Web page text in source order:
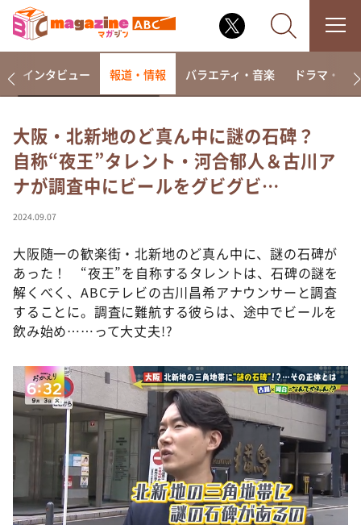
なるみ・岡村の過ぎるTV
相席食堂
これ余談なんですけど・・・
て真剣です
探偵！ナイトスクープ
news おかえり
河合＆A.B.C-Z塚田×福井アナ「なんでやねん！？」
（news おかえり）
DAIGOも台所 ～きょうの献立 何にする？～
本日はダイアンなり！シーズン２
朝だ！生です旅サラダ
教えて！ニュースライブ 正義のミカタ
ＬＩＦＥ～夢のカタチ～
新婚さんいらっしゃい！
インタビュー 報道・情報 バラエティ・音楽 ドラマ・映画
大阪・北新地のど真ん中に謎の石碑？
自称“夜王”タレント・河合郁人＆古川ア
ナが調査中にビールをグビグビ…
2024.09.07
大阪随一の歓楽街・北新地のど真ん中に、謎の石碑が
あった！ “夜王”を自称するタレントは、石碑の謎を
解くべく、ABCテレビの古川昌希アナウンサーと調査
することに。調査に難航する彼らは、途中でビールを
飲み始め……って大丈夫!?